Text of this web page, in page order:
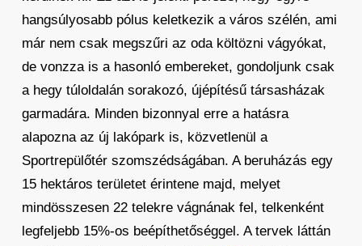
hangsúlyosabb pólus keletkezik a város szélén, ami
már nem csak megszűri az oda költözni vágyókat,
de vonzza is a hasonló embereket, gondoljunk csak
a hegy túloldalán sorakozó, újépítésű társasházak
garmadára. Minden bizonnyal erre a hatásra
alapozna az új lakópark is, közvetlenül a
Sportrepülőtér szomszédságában. A beruházás egy
15 hektáros területet érintene majd, melyet
mindösszesen 22 telekre vágnának fel, telkenként
legfeljebb 15%-os beépíthetőséggel. A tervek láttán